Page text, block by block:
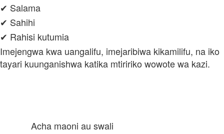
✔ Salama
✔ Sahihi
✔ Rahisi kutumia
Imejengwa kwa uangalifu, imejaribiwa kikamilifu, na iko
tayari kuunganishwa katika mtiririko wowote wa kazi.
Acha maoni au swali